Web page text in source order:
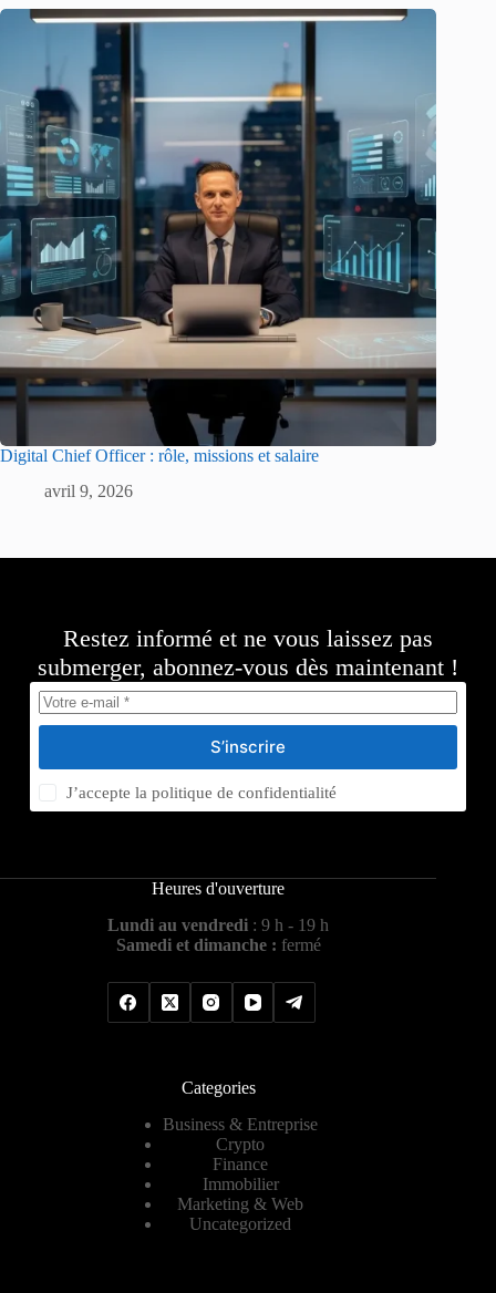
Digital Chief Officer : rôle, missions et salaire
avril 9, 2026
Restez informé et ne vous laissez pas
submerger, abonnez-vous dès maintenant !
S’inscrire
J’accepte lapolitique de confidentialité
Heures d'ouverture
Lundi au vendredi : 9 h - 19 h
Samedi et dimanche : fermé
Categories
Business & Entreprise
Crypto
Finance
Immobilier
Marketing & Web
Uncategorized